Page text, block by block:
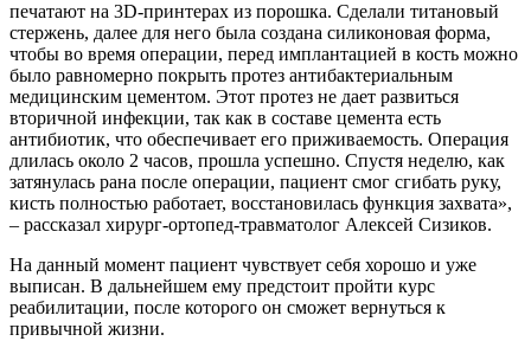
печатают на 3D-принтерах из порошка. Сделали титановый
стержень, далее для него была создана силиконовая форма,
чтобы во время операции, перед имплантацией в кость можно
было равномерно покрыть протез антибактериальным
медицинским цементом. Этот протез не дает развиться
вторичной инфекции, так как в составе цемента есть
антибиотик, что обеспечивает его приживаемость. Операция
длилась около 2 часов, прошла успешно. Спустя неделю, как
затянулась рана после операции, пациент смог сгибать руку,
кисть полностью работает, восстановилась функция захвата»,
– рассказал хирург-ортопед-травматолог Алексей Сизиков.
На данный момент пациент чувствует себя хорошо и уже
выписан. В дальнейшем ему предстоит пройти курс
реабилитации, после которого он сможет вернуться к
привычной жизни.